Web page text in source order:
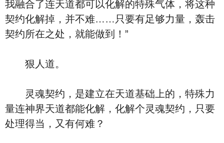
我融合了连天道都可以化解的特殊气体，将这种
契约化解掉，并不难……只要有足够力量，轰击
契约所在之处，就能做到！”
狠人道。
灵魂契约，是建立在天道基础上的，特殊力
量连神界天道都能化解，化解个灵魂契约，只要
处理得当，又有何难？